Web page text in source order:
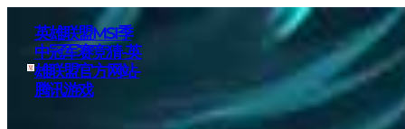
英雄联盟MSI季
中冠军赛竞猜-英
雄联盟官方网站-
腾讯游戏